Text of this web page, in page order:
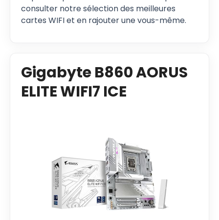
consulter notre sélection des meilleures
cartes WIFI et en rajouter une vous-même.
Gigabyte B860 AORUS
ELITE WIFI7 ICE